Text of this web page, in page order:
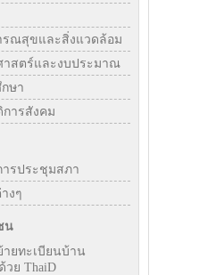
รณสุขและสิ่งแวดล้อม
าสตร์และงบประมาณ
ษา
การสังคม
ารประชุมสภา
งๆ
น
ายทะเบียนบ้าน
วย ThaiD